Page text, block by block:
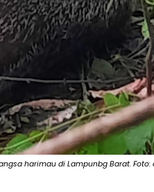
harimau di Lampunbg Barat. Foto: